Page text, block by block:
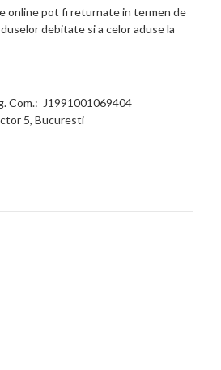
online pot fi returnate in termen de
debitate si a celor aduse la
Com.: J1991001069404
5, Bucuresti